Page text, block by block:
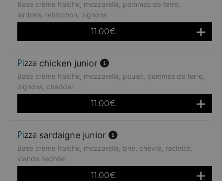
Base crème fraîche, mozzarella, pommes de terre,
lardons, reblochon, oignons
11.00€
chicken junior
Base crème fraîche, mozzarella, poulet, pommes de terre,
oignons, cheddar
11.00€
sardaigne junior
Base crème fraîche, mozzarella, brie, chèvre, raclette,
viande hachée
11.00€